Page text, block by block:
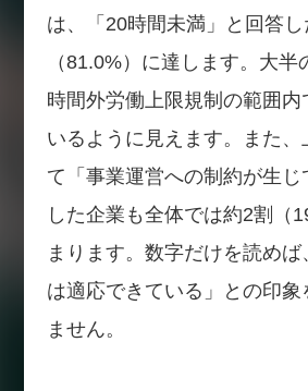
は、「20時間未満」と回答し
（81.0%）に達します。大半
時間外労働上限規制の範囲内
いるように見えます。また、
て「事業運営への制約が生
した企業も全体では約2割（
まります。数字だけを読め
は適応できている」との印
ません。